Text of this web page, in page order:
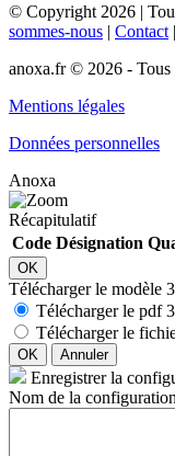
© Copyright 2026 |
sommes-nous | Contact |
anoxa.fr © 2026 - Tous
Mentions légales
Données personnelles
Anoxa
Récapitulatif
Code Désignation
OK
Télécharger le modèle
Télécharger le pdf
Télécharger le
OK Annuler
Enregistrer la
Nom de la configuration